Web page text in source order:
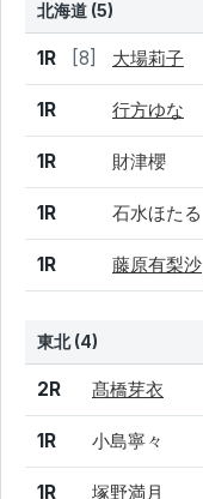
北海道 (5)
結果 シード 選手名
1R [8] 大場莉子
1R 行方ゆな
1R 財津櫻
1R 石水ほたる
1R 藤原有梨沙
東北 (4)
結果 シード 選手名
2R 髙橋芽衣
1R 小島寧々
1R 塚野満月